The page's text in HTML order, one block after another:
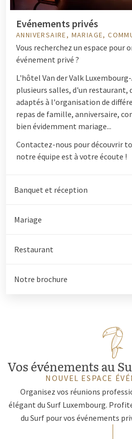
Evénements privés
ANNIVERSAIRE, MARIAGE,
Vous recherchez un espace pour
événement privé ?
L'hôtel Van der Valk
plusieurs salles, d'un restaurant,
adaptés à l'organisation de
repas de famille, anniversaire,
bien évidemment mariage...
Contactez-nous pour découvrir
notre équipe est à votre écoute !
Banquet et réception
Mariage
Restaurant
Notre brochure
Vos événements au
NOUVEL ESPACE
Organisez vos réunions
élégant du Surf Luxembourg.
du Surf pour vos événements